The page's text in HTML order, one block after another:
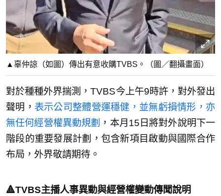
▲辜仲諒（如圖）傳出有意收購TVBS。（圖／翻攝畫面）
對於種種外界揣測，TVBS今上午9時許，對外發出
聲明， 表示公司整體營運穩健，並無虧損情形，亦
無任何經營權異動規劃 ，本月15日將對外說明下一
階段的重要發展計劃，包含新項目啟動與國際合作
布局，外界敬請期待。
🔺TVBS主播人事異動與經營權變動傳聞說明